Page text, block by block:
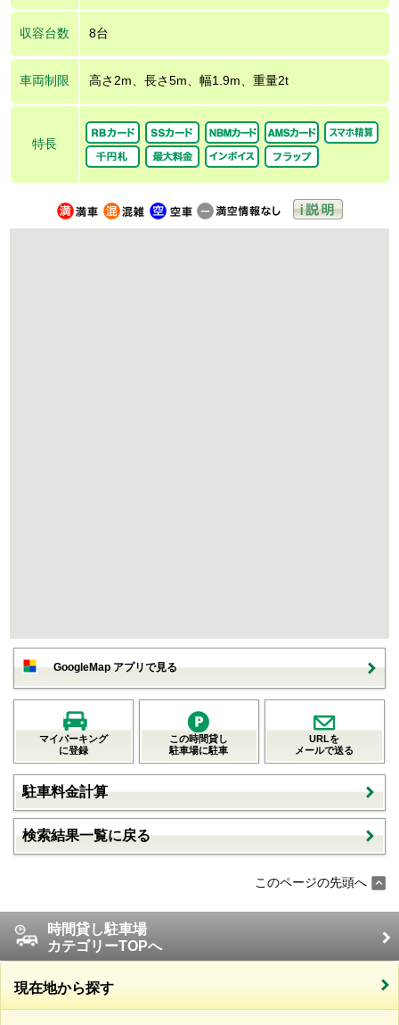
収容台数 8台
車両制限 高さ2m、長さ5m、幅1.9m、重量2t
特長
GoogleMap アプリで見る
マイパーキング
に登録
この時間貸し
駐車場に駐車
URLを
メールで送る
駐車料金計算
検索結果一覧に戻る
このページの先頭へ
時間貸し駐車場
カテゴリーTOPへ
現在地から探す